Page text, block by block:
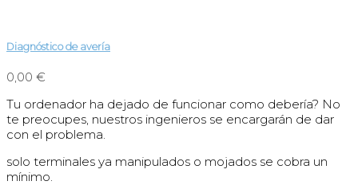
Diagnóstico de avería
0,00 €
Tu ordenador ha dejado de funcionar como debería? No
te preocupes, nuestros ingenieros se encargarán de dar
con el problema.
solo terminales ya manipulados o mojados se cobra un
mínimo.